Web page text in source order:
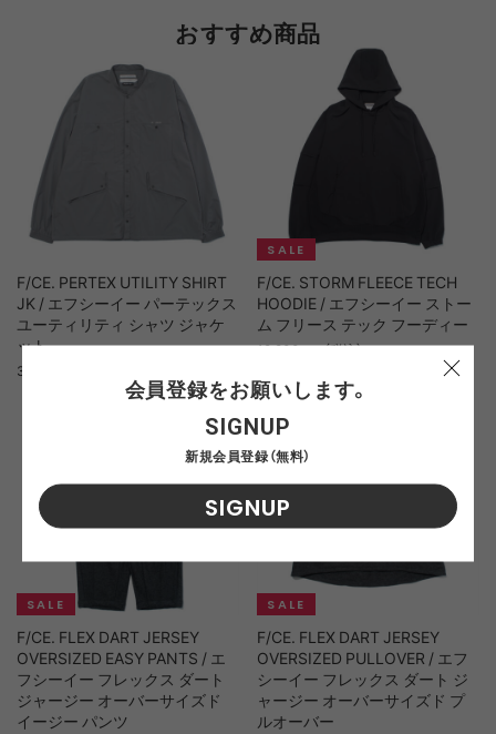
おすすめ商品
F/CE. PERTEX UTILITY SHIRT
JK / エフシーイー パーテックス
ユーティリティ シャツ ジャケ
ット
36,300yen（税込）
F/CE. STORM FLEECE TECH
HOODIE / エフシーイー ストー
ム フリース テック フーディー
19,800yen（税込）
F/CE. FLEX DART JERSEY
OVERSIZED EASY PANTS / エ
フシーイー フレックス ダート
ジャージー オーバーサイズド
イージー パンツ
F/CE. FLEX DART JERSEY
OVERSIZED PULLOVER / エフ
シーイー フレックス ダート ジ
ャージー オーバーサイズド プ
ルオーバー
会員登録をお願いします。
SIGNUP
新規会員登録（無料）
SIGNUP